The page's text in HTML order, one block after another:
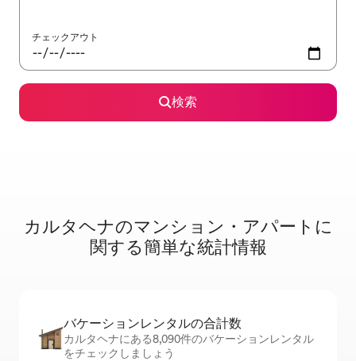
チェックアウト
検索
カルタヘナのマ⁠ン⁠シ⁠ョ⁠ン・ア⁠パ⁠ー⁠ト⁠に
関⁠す⁠る簡⁠単⁠な統⁠計⁠情⁠報
バケーションレ⁠ン⁠タ⁠ル⁠の合⁠計⁠数
カルタヘナにある8,090件のバケーションレンタル
をチェックしましょう